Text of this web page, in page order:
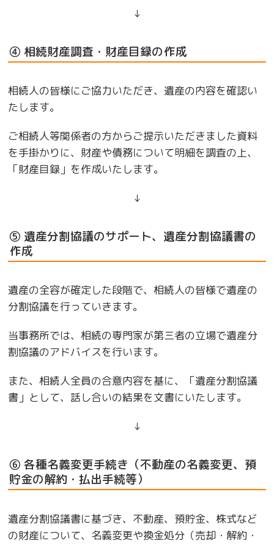
↓
④ 相続財産調査・財産目録の作成
相続人の皆様にご協力いただき、遺産の内容を確認い
たします。
ご相続人等関係者の方からご提示いただきました資料
を手掛かりに、財産や債務について明細を調査の上、
「財産目録」を作成いたします。
↓
⑤ 遺産分割協議のサポート、遺産分割協議書の
作成
遺産の全容が確定した段階で、相続人の皆様で遺産の
分割協議を行っていきます。
当事務所では、相続の専門家が第三者の立場で遺産分
割協議のアドバイスを行います。
また、相続人全員の合意内容を基に、「遺産分割協議
書」として、話し合いの結果を文書にいたします。
↓
⑥ 各種名義変更手続き（不動産の名義変更、預
貯金の解約・払出手続等）
遺産分割協議書に基づき、不動産、預貯金、株式など
の財産について、名義変更や換金処分（売却・解約・